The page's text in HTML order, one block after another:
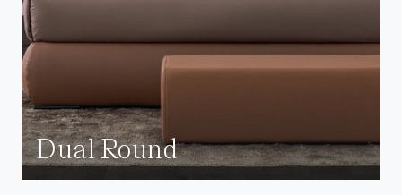
Dual Round